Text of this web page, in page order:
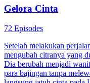
Gelora Cinta
72 Episodes
Setelah melakukan
mengubah citranya yang
Dia berubah menjadi
para bajingan tanpa